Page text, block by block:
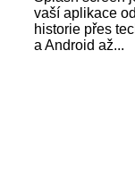
vaší aplikace
historie přes
a Android až...